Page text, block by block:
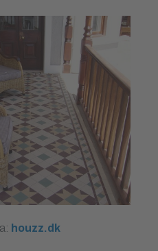
houzz.dk